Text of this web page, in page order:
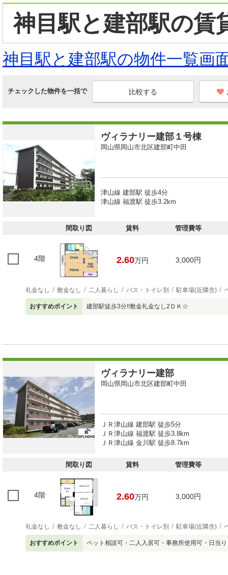
神目駅と建部駅の賃
神目駅と建部駅の物件一覧画
チェックした物件を一括で
ヴィラナリー建部１号棟
岡山県岡山市北区建部町中田
津山線 建部駅 徒歩4分
津山線 福渡駅 徒歩3.2km
間取り図 賃料 管理費等
4階 2.60万円 3,000円
礼金なし 敷金なし 二人暮らし バス・トイレ別 駐車場(近隣含)
おすすめポイント 建部駅徒歩3分!!敷金礼金なし2ＤＫ☆
ヴィラナリー建部
岡山県岡山市北区建部町中田
ＪＲ津山線 建部駅 徒歩5分
ＪＲ津山線 福渡駅 徒歩3.8km
ＪＲ津山線 金川駅 徒歩8.7km
間取り図 賃料 管理費等
4階 2.60万円 3,000円
礼金なし 敷金なし 二人暮らし バス・トイレ別 駐車場(近隣含)
おすすめポイント ペット相談可・二人入居可・事務所使用可・日当